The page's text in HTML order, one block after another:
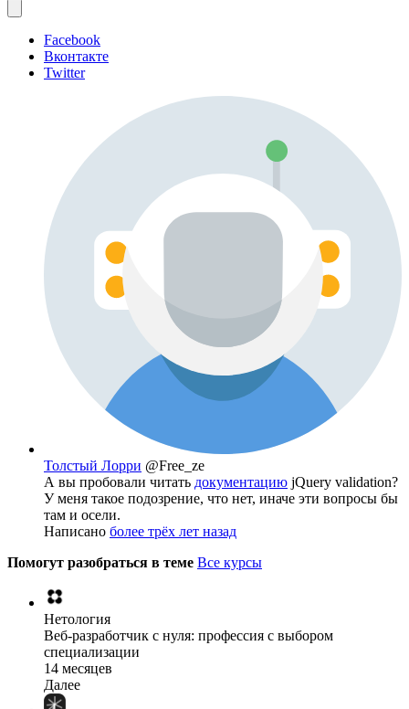
Facebook
Вконтакте
Twitter
Толстый Лорри @Free_ze
А вы пробовали читать документацию jQuery validation?
У меня такое подозрение, что нет, иначе эти вопросы бы
там и осели.
Написано более трёх лет назад
Помогут разобраться в теме Все курсы
Нетология
Веб-разработчик с нуля: профессия с выбором
специализации
14 месяцев
Далее